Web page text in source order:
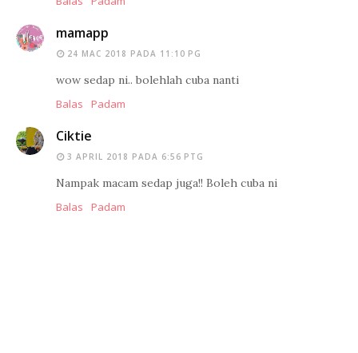
mamapp
24 MAC 2018 PADA 11:10 PG
wow sedap ni.. bolehlah cuba nanti
Balas
Padam
Ciktie
3 APRIL 2018 PADA 6:56 PTG
Nampak macam sedap juga!! Boleh cuba ni
Balas
Padam